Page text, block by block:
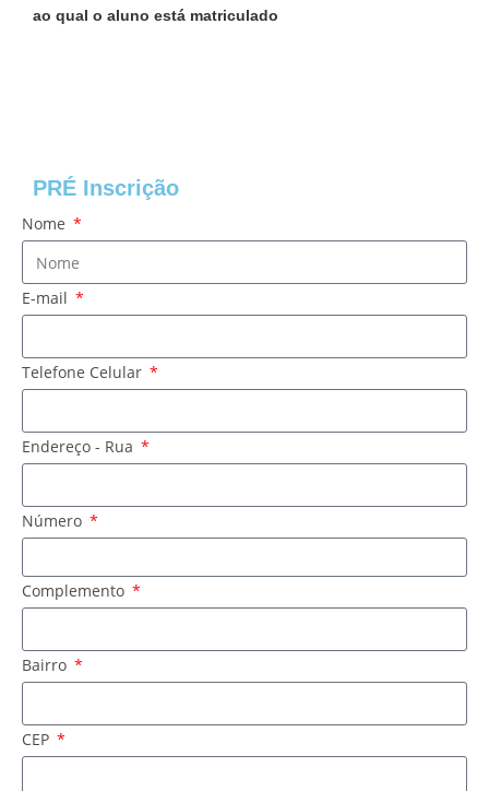
ao qual o aluno está matriculado
PRÉ Inscrição
Nome
E-mail
Telefone Celular
Endereço - Rua
Número
Complemento
Bairro
CEP